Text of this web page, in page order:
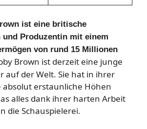
ist eine britische
und Produzentin mit einem
von rund 15 Millionen
Brown ist derzeit eine junge
auf der Welt. Sie hat in ihrer
absolut erstaunliche Höhen
alles dank ihrer harten Arbeit
die Schauspielerei.